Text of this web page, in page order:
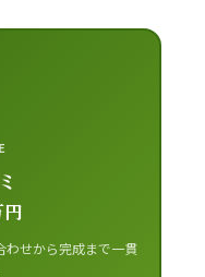
わせから完成まで一貫